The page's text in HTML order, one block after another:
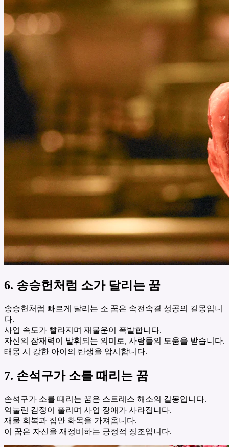
6. 송승헌처럼 소가 달리는 꿈
송승헌처럼 빠르게 달리는 소 꿈은 속전속결 성공의 길몽입니
다.
사업 속도가 빨라지며 재물운이 폭발합니다.
자신의 잠재력이 발휘되는 의미로, 사람들의 도움을 받습니다.
태몽 시 강한 아이의 탄생을 암시합니다.
7. 손석구가 소를 때리는 꿈
손석구가 소를 때리는 꿈은 스트레스 해소의 길몽입니다.
억눌린 감정이 풀리며 사업 장애가 사라집니다.
재물 회복과 집안 화목을 가져옵니다.
이 꿈은 자신을 재정비하는 긍정적 징조입니다.